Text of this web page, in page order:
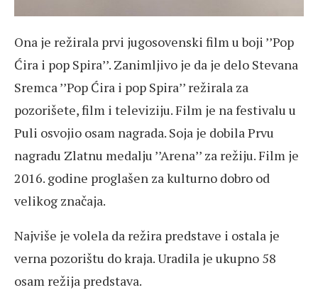
Ona je režirala prvi jugosovenski film u boji ’’Pop
Ćira i pop Spira’’. Zanimljivo je da je delo Stevana
Sremca ’’Pop Ćira i pop Spira’’ režirala za
pozorišete, film i televiziju. Film je na festivalu u
Puli osvojio osam nagrada. Soja je dobila Prvu
nagradu Zlatnu medalju ’’Arena’’ za režiju. Film je
2016. godine proglašen za kulturno dobro od
velikog značaja.
Najviše je volela da režira predstave i ostala je
verna pozorištu do kraja. Uradila je ukupno 58
osam režija predstava.